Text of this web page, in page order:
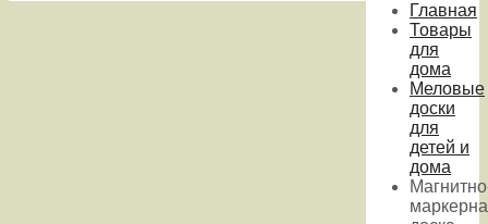
Главная
Товары
для
дома
Меловые
доски
для
детей и
дома